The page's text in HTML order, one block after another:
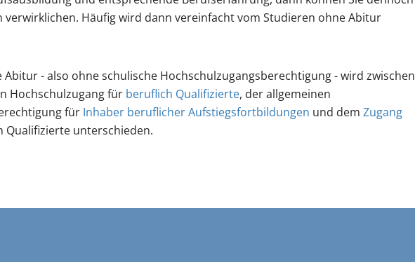
verwirklichen. Häufig wird dann vereinfacht vom Studieren ohne Abitur
Abitur - also ohne schulische Hochschulzugangsberechtigung - wird zwischen
Hochschulzugang für beruflich Qualifizierte, der allgemeinen
für Inhaber beruflicher Aufstiegsfortbildungen und dem Zugang
Qualifizierte unterschieden.